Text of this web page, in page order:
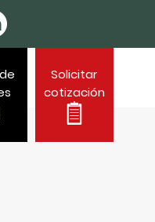
Solicitar
cotización